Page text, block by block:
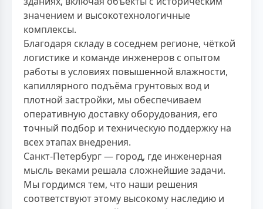
значением и высокотехнологичные
комплексы.
Благодаря складу в соседнем регионе, чёткой
логистике и команде инженеров с опытом
работы в условиях повышенной влажности,
капиллярного подъёма грунтовых вод и
плотной застройки, мы обеспечиваем
оперативную доставку оборудования, его
точный подбор и техническую поддержку на
всех этапах внедрения.
Санкт-Петербург — город, где инженерная
мысль веками решала сложнейшие задачи.
Мы гордимся тем, что наши решения
соответствуют этому высокому наследию и